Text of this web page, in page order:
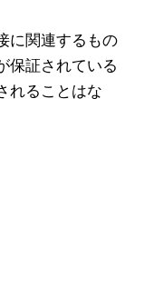
に関連するもの
保証されている
れることはな